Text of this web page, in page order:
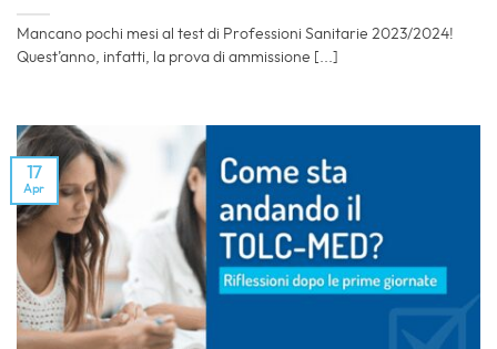
Mancano pochi mesi al test di Professioni Sanitarie 2023/2024!
Quest’anno, infatti, la prova di ammissione [...]
17
Apr